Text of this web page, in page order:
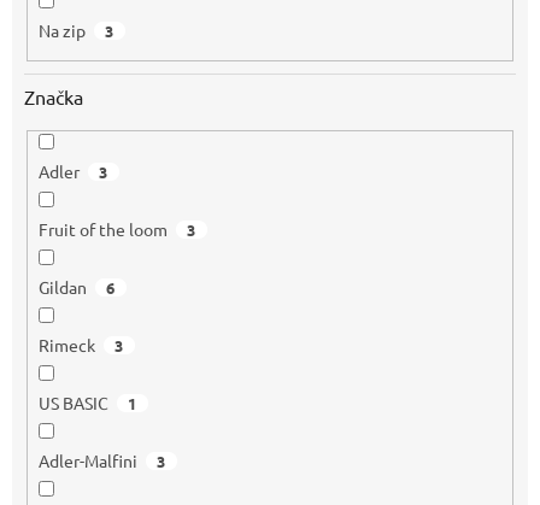
Na zip 3
Značka
Adler 3
Fruit of the loom 3
Gildan 6
Rimeck 3
US BASIC 1
Adler-Malfini 3